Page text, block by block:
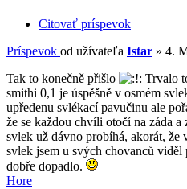
Citovať príspevok
Príspevok od užívateľa Istar » 4.
Tak to konečně přišlo
Trvalo
smithi 0,1 je úspěšně v osmém
upředenu svlékací pavučinu ale
že se každou chvíli otočí na záda
svlek už dávno probíhá, akorát, že
svlek jsem u svých chovanců
dobře dopadlo.
Hore